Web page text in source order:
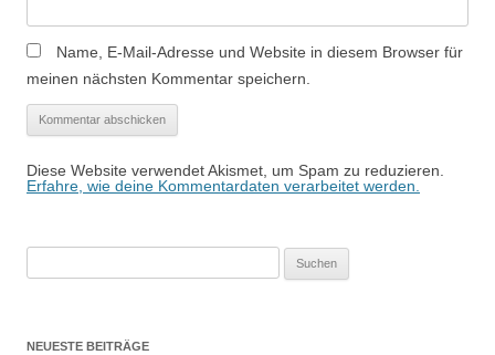
Name, E-Mail-Adresse und Website in diesem Browser für
meinen nächsten Kommentar speichern.
Diese Website verwendet Akismet, um Spam zu reduzieren.
Erfahre, wie deine Kommentardaten verarbeitet werden.
NEUESTE BEITRÄGE